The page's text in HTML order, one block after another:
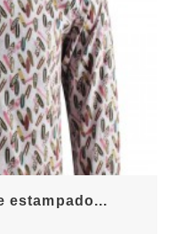
estampado...